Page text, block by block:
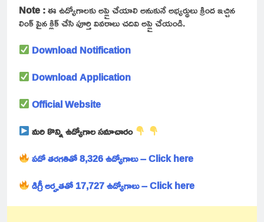
Note :ఈ ఉద్యోగాలకు అప్లై చేయాలి అనుకునే అభ్యర్థులు క్రింద ఇచ్చిన
లింక్ పైన క్లిక్ చేసి పూర్తి వివరాలు చదివి అప్లై చేయండి.
Download Notification
Download Application
Official Website
మరి కొన్ని ఉద్యోగాల సమాచారం
పదో తరగతితో 8,326 ఉద్యోగాలు – Click here
డిగ్రీ అర్హతతో 17,727 ఉద్యోగాలు – Click here